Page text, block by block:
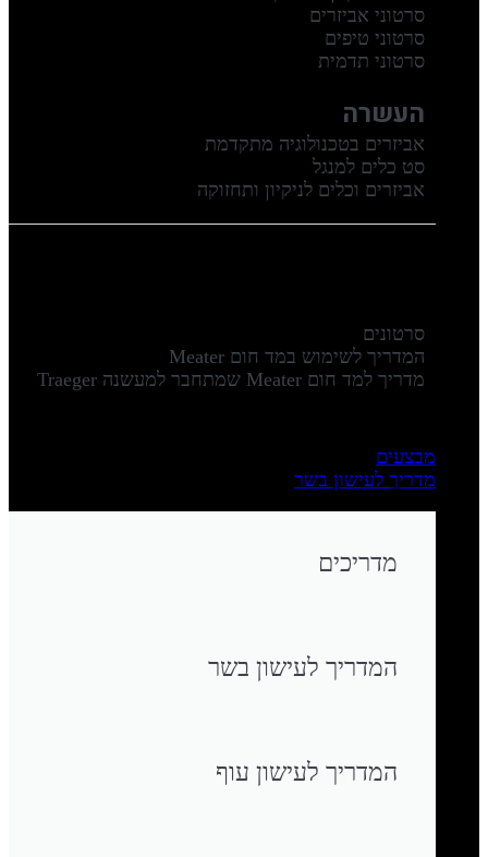
סרטוני אביזרים
סרטוני טיפים
סרטוני תדמית
העשרה
אביזרים בטכנולוגיה מתקדמת
סט כלים למנגל
אביזרים וכלים לניקיון ותחזוקה
סרטונים
המדריך לשימוש במד חום Meater
מדריך למד חום Meater שמתחבר למעשנה Traeger
מבצעים
מדריך לעישון בשר
מדריכים
המדריך לעישון בשר
המדריך לעישון עוף